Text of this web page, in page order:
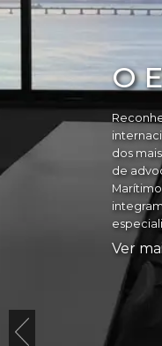
O
dos
de
Ver